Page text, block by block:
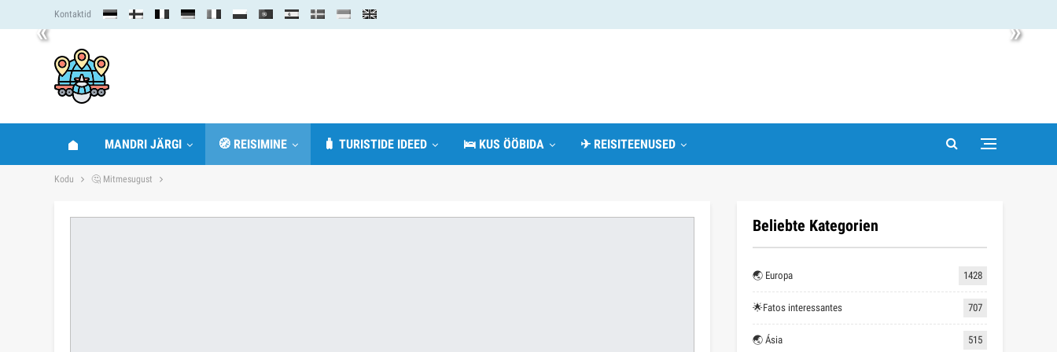
« »
Kontaktid
MANDRI JÄRGI 🧭 REISIMINE 🧳 TURISTIDE IDEED 🛌 KUS ÖÖBIDA ✈ REISITEENUSED
Kodu 🤔 Mitmesugust
Beliebte Kategorien
🌏 Europa 1428
🌟Fatos interessantes 707
🌏 Ásia 515